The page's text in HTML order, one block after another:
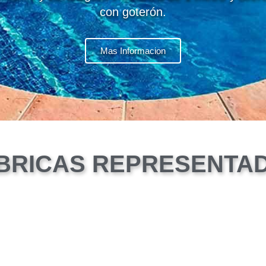
con goterón.
Mas Informacion